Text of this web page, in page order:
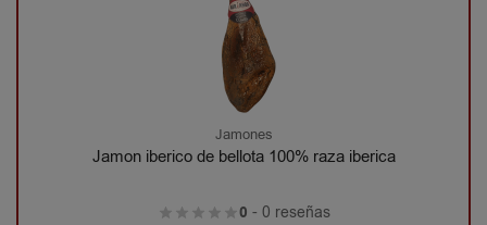
Jamones
Jamon iberico de bellota 100% raza iberica
0 - 0 reseñas